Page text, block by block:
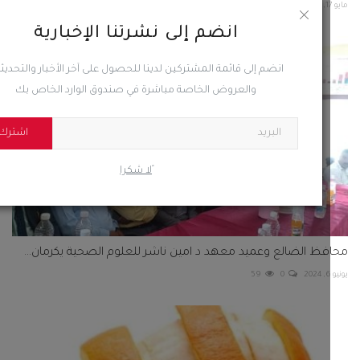
انضم إلى نشرتنا الإخبارية
انضم إلى قائمة المشتركين لدينا للحصول على آخر الأخبار والتحديثات
والعروض الخاصة مباشرة في صندوق الوارد الخاص بك
ًلا شكرا
الضالع وعميد معهد د امين ناشر للعلوم الصحية يكرمان...
0
59